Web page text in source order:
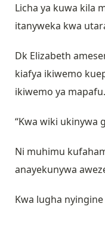
Licha ya kuwa kila
itanyweka kwa
Dk Elizabeth
kiafya ikiwemo
ikiwemo ya mapafu.
“Kwa wiki ukinywa
Ni muhimu
anayekunywa
Kwa lugha